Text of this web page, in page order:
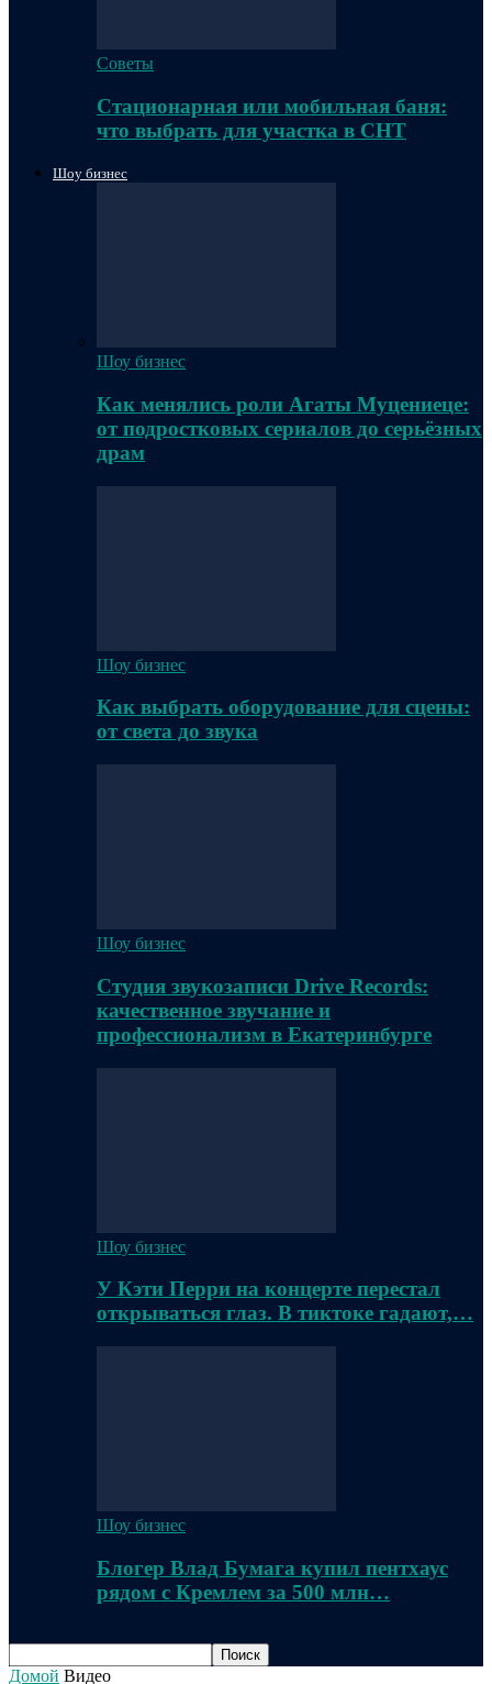
Советы
Стационарная или мобильная баня:
что выбрать для участка в СНТ
Шоу бизнес
Шоу бизнес
Как менялись роли Агаты Муцениеце:
от подростковых сериалов до серьёзных
драм
Шоу бизнес
Как выбрать оборудование для сцены:
от света до звука
Шоу бизнес
Студия звукозаписи Drive Records:
качественное звучание и
профессионализм в Екатеринбурге
Шоу бизнес
У Кэти Перри на концерте перестал
открываться глаз. В тиктоке гадают,…
Шоу бизнес
Блогер Влад Бумага купил пентхаус
рядом с Кремлем за 500 млн…
Домой Видео